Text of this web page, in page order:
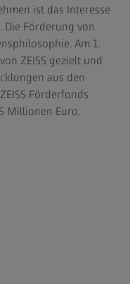
ist das Interesse
Förderung von
Am 1.
ZEISS gezielt und
aus den
Förderfonds
Millionen Euro.